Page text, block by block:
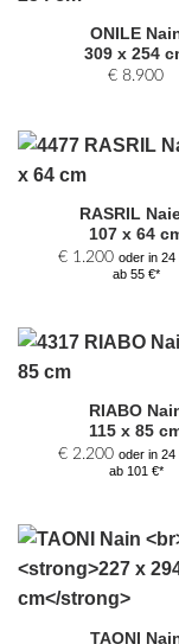
ONILE
309 x 254
€ 8.900
RASRIL
107 x 64
€ 1.200 oder in 24
ab 55 €*
RIABO
115 x 85
€ 2.200 oder in 24
ab 101 €*
TAONI